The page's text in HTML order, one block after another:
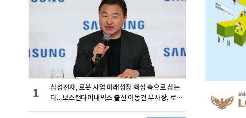
삼성전자, 로봇 사업 미래성장 핵심 축으로 삼는
다...보스턴다이내믹스 출신 이동건 부사장, 로보
1